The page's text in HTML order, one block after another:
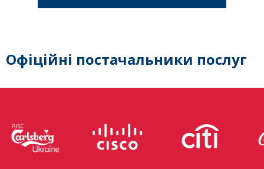
Офіційні постачальники послуг